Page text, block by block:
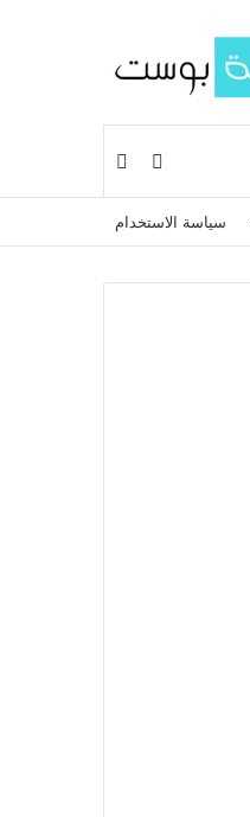
إضافة عمود جانبي
سياسة الاستخدام